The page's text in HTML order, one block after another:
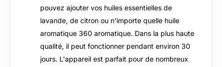
pouvez ajouter vos huiles essentielles de
lavande, de citron ou n'importe quelle huile
aromatique 360 aromatique. Dans la plus haute
qualité, il peut fonctionner pendant environ 30
jours. L'appareil est parfait pour de nombreux